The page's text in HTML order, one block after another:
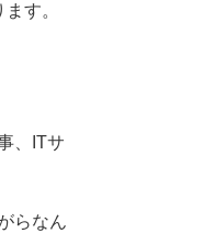
す。
、ITサ
らなん